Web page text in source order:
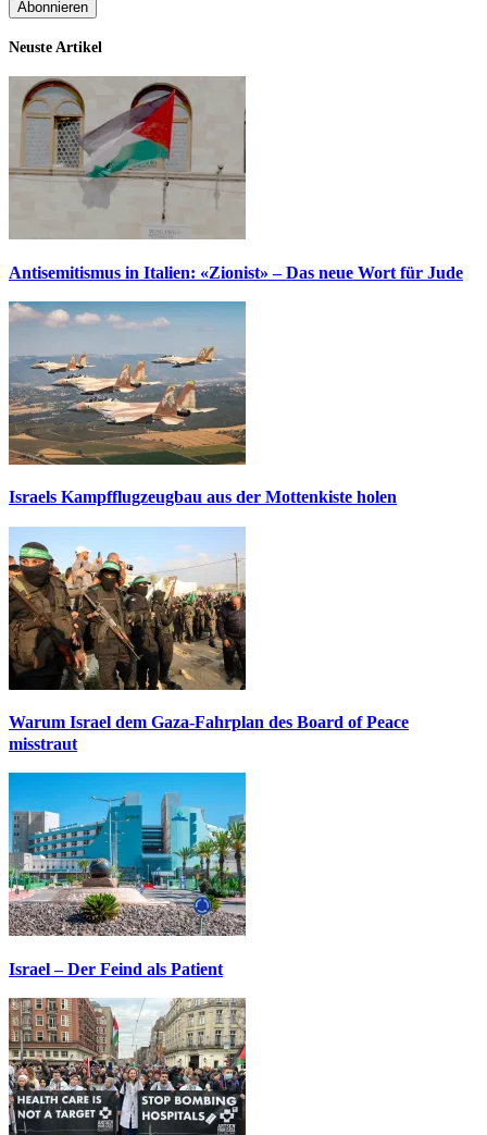
Neuste Artikel
Antisemitismus in Italien: «Zionist» – Das neue Wort für Jude
Israels Kampfflugzeugbau aus der Mottenkiste holen
Warum Israel dem Gaza-Fahrplan des Board of Peace
misstraut
Israel – Der Feind als Patient